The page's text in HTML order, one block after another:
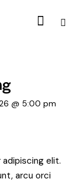
@ 5:00 pm
elit.
arcu orci